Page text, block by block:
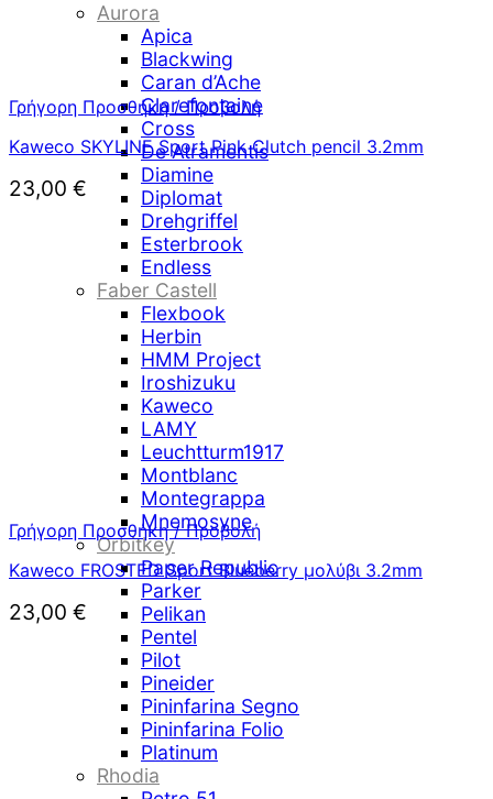
Aurora
Apica
Blackwing
Caran d’Ache
Clarefontaine
Cross
De Atramentis
Diamine
Diplomat
Drehgriffel
Esterbrook
Endless
Faber Castell
Flexbook
Herbin
HMM Project
Iroshizuku
Kaweco
LAMY
Leuchtturm1917
Montblanc
Montegrappa
Mnemosyne
Orbitkey
Paper Republic
Parker
Pelikan
Pentel
Pilot
Pineider
Pininfarina Segno
Pininfarina Folio
Platinum
Rhodia
Γρήγορη Προσθήκη / Προβολή
Kaweco SKYLINE Sport Pink Clutch pencil 3.2mm
23,00 €
Γρήγορη Προσθήκη / Προβολή
Kaweco FROSTED Sport Blueberry μολύβι 3.2mm
23,00 €